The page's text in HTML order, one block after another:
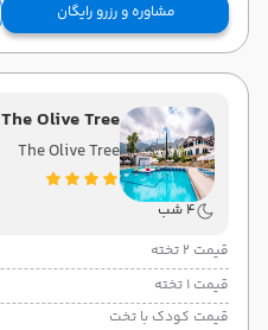
مشاوره و رزرو رایگان
The Olive Tree
The Olive Tree
4 شب
قیمت 2 تخته
قیمت 1 تخته
قیمت کودک با تخت